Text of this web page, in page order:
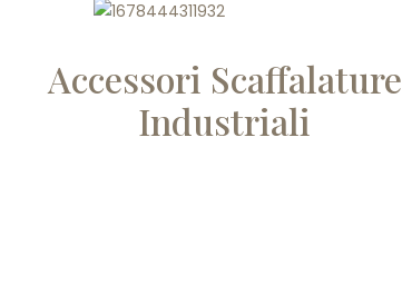
Accessori Scaffalature
Industriali